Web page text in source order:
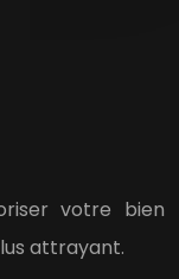
votre bien
attrayant.